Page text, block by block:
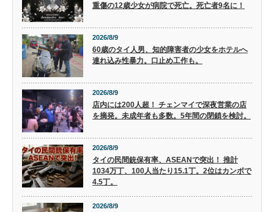
重傷の12歳少女が病院で死亡。死亡者9名に！
2026/8/9
60歳のタイ人男、知的障害者の少女をホテルへ
連れ込み性暴力。口止め工作も。
2026/8/9
店内には200人超！ チェンマイで深夜営業の店
を摘発。未成年者も多数。5年間の閉鎖を検討。
2026/8/9
タイの民間銃保有率、ASEANで突出！ 推計
1034万丁、100人当たり15.1丁。2位はカンボで
4.5丁。
2026/8/9